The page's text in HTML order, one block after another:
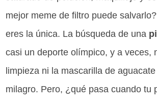
mejor meme de filtro puede
eres la única. La búsqueda de una
casi un deporte olímpico, y a veces,
limpieza ni la mascarilla de aguacate
milagro. Pero, ¿qué pasa cuando tu